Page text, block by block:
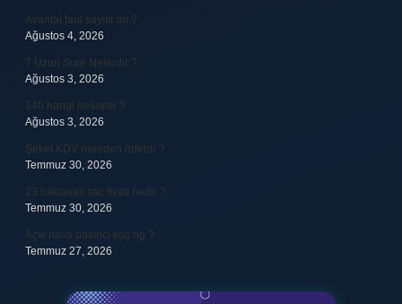
Avantaj faul sayılır mı ?
Ağustos 4, 2026
7 Uzun Sure Nelerdir ?
Ağustos 3, 2026
340 hangi hesaptır ?
Ağustos 3, 2026
Şirket KDV nereden ödenir ?
Temmuz 30, 2026
23 baklavalı sac fiyatı nedir ?
Temmuz 30, 2026
Açık hava basıncı kaç hg ?
Temmuz 27, 2026